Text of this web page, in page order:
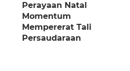
Perayaan Natal
Momentum
Mempererat Tali
Persaudaraan